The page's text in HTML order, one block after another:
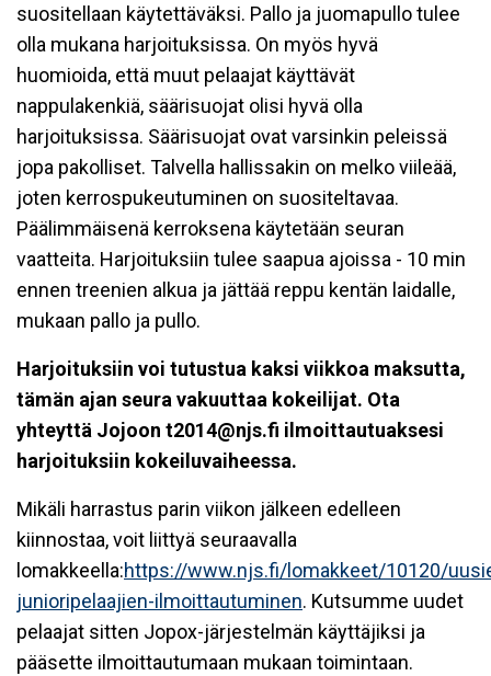
suositellaan käytettäväksi. Pallo ja juomapullo tulee
olla mukana harjoituksissa. On myös hyvä
huomioida, että muut pelaajat käyttävät
nappulakenkiä, säärisuojat olisi hyvä olla
harjoituksissa. Säärisuojat ovat varsinkin peleissä
jopa pakolliset. Talvella hallissakin on melko viileää,
joten kerrospukeutuminen on suositeltavaa.
Päälimmäisenä kerroksena käytetään seuran
vaatteita. Harjoituksiin tulee saapua ajoissa - 10 min
ennen treenien alkua ja jättää reppu kentän laidalle,
mukaan pallo ja pullo.
Harjoituksiin voi tutustua kaksi viikkoa maksutta,
tämän ajan seura vakuuttaa kokeilijat. Ota
yhteyttä Jojoon t2014@njs.fi ilmoittautuaksesi
harjoituksiin kokeiluvaiheessa.
Mikäli harrastus parin viikon jälkeen edelleen
kiinnostaa, voit liittyä seuraavalla
lomakkeella:https://www.njs.fi/lomakkeet/10120/
junioripelaajien-ilmoittautuminen. Kutsumme uudet
pelaajat sitten Jopox-järjestelmän käyttäjiksi ja
pääsette ilmoittautumaan mukaan toimintaan.